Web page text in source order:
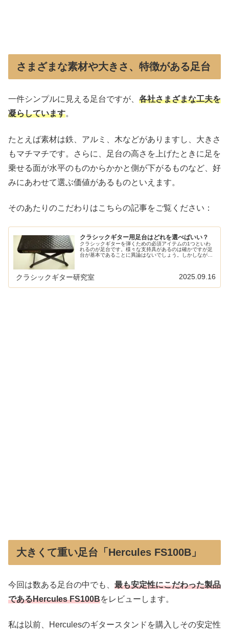
さまざまな素材や大きさ、特徴がある足台
一件シンプルに見える足台ですが、 各社さまざまな工夫を
凝らしています。
たとえば素材は鉄、アルミ、木などがありますし、大きさ
もマチマチです。さらに、足台の高さを上げたときに足を
乗せる面が水平のものからかかと側が下がるものなど、好
みにあわせて選ぶ価値があるものといえます。
そのあたりのこだわりはこちらの記事をご覧ください：
クラシックギター用足台はどれを選べばいい？
クラシックギターを弾くための必須アイテムの1つといわ
れるのが足台です。様々な支持具があるのは確かですが足
台が基本であることに異論はないでしょう。しかしなが
クラシックギター研究室 2025.09.16
大きくて重い足台「Hercules FS100B」
今回は数ある足台の中でも、 最も安定性にこだわった製品
であるHercules FS100Bをレビューします。
私は以前、Herculesのギタースタンドを購入しその安定性